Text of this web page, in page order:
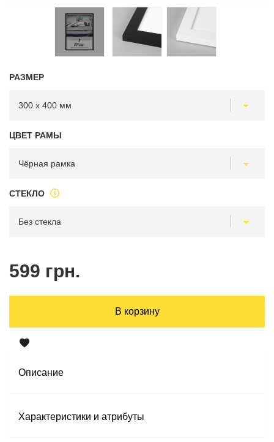
РАЗМЕР
ЦВЕТ РАМЫ
СТЕКЛО
599 грн.
В корзину
Описание
Характеристики и атрибуты